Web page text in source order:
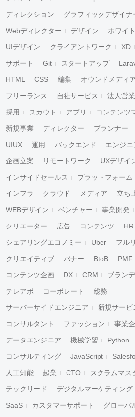
ディレクション グラフィックデザイナ
Webディレクター デザイン ホワイ
UIデザイン クライアントワーク XD
サポート Git スタートアップ
HTML CSS 編集 オウンドメディア
フリーランス 自社サービス 法人営業
採用 スカウト アプリ コンテンツ
新規事業 ディレクター プランナー
UIUX 運用 バックエンド エンジニ
企画立案 リモートワーク UXデザイ
インサイドセールス プラットフォーム
インフラ クラウド メディア 立ち
WEBデザイン ベンチャー 事業開発
クリエーター 広告 コンテンツ HR
シェアリングエコノミー Uber フル
クリエイティブ バナー BtoB PMF
コンテンツ企画 DX CRM ブラン
テレアポ コーポレート 総務
サーバーサイドエンジニア 新規サービ
コンサルタント ファッション 事業
データエンジニア 機械学習 Python
コンサルティング JavaScript
人工知能 起業 CTO スクラムマス
テックリード デジタルマーケティング
SaaS カスタマーサポート グローバ